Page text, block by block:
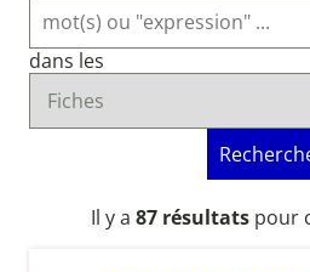
dans les
Il y a 87 résultatspour